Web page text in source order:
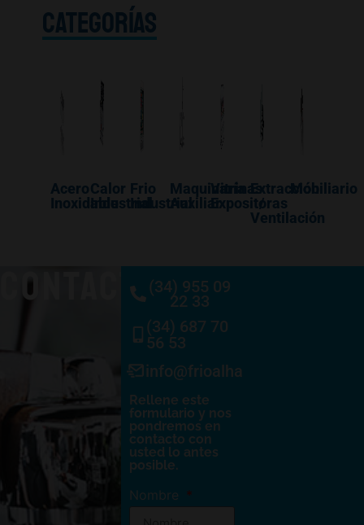
CATEGORÍAS
Acero
Inoxidable
Calor
Industrial
Frio
Industrial
Maquinaría
Auxiliar
Vitrinas
Expositoras
Extracción
/
Ventilación
Mobiliario
CONTACTO(34) 955 09
22 33
(34) 687 70
56 53
info@frioalhambra.com
Rellene este
formulario y nos
pondremos en
contacto con
usted lo antes
posible.
Nombre